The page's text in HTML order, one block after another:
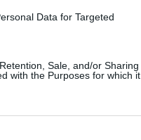
Data for Targeted
Sale, and/or Sharing
with the Purposes for which it